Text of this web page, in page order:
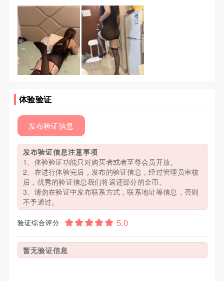
体验验证
发布验证信息
发布验证信息注意事项
1、体验验证功能只对购买者或者至尊会员开放。
2、在进行体验完后，发布的验证信息，经过管理员审核
后，优秀的验证信息我们将返还部分的金币。
3、请勿在验证中发布联系方式，联系地址等信息，否则
不予通过。
验证综合评分
暂无验证信息